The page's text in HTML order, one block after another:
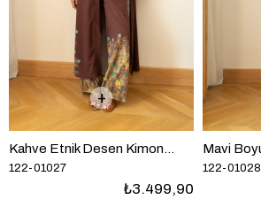
Kahve Etnik Desen Kimono Crop Ve Pantolon Takım
122-01027
₺3.499,90
122-01028